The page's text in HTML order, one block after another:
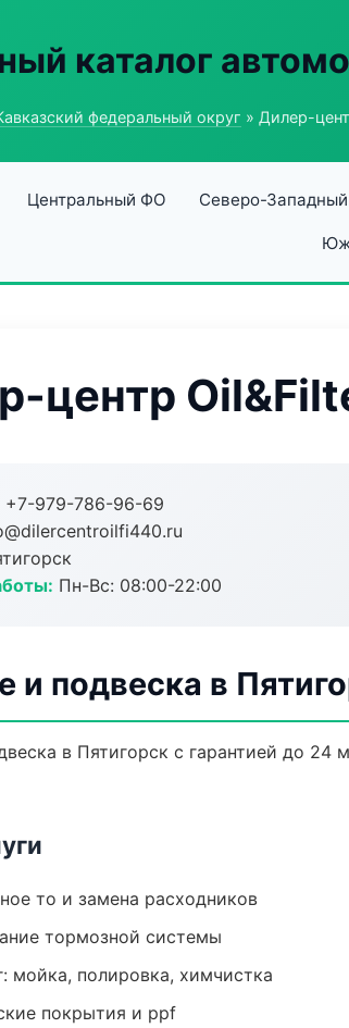
каталог
федеральный округ » Дилер-
Центральный ФО Северо-
центр
+7-979-786-96-69
Пн-Вс: 08:00-22:00
и подвеска в
в Пятигорск с гарантией до
то и замена расходников
тормозной системы
мойка, полировка, химчистка
покрытия и ppf